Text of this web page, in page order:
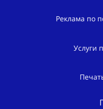
Реклама по
Услуги